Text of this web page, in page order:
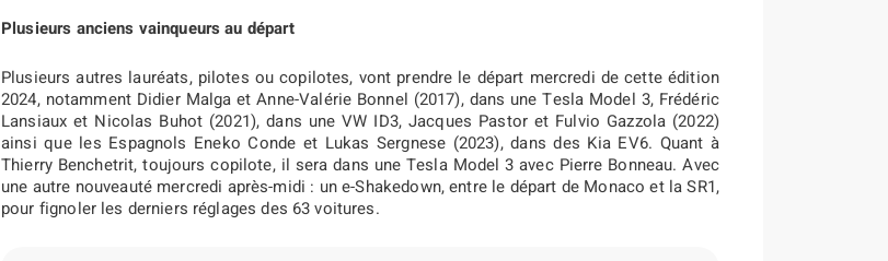
Plusieurs anciens vainqueurs au départ
Plusieurs autres lauréats, pilotes ou copilotes, vont prendre le départ mercredi de cette édition
2024, notamment Didier Malga et Anne-Valérie Bonnel (2017), dans une Tesla Model 3, Frédéric
Lansiaux et Nicolas Buhot (2021), dans une VW ID3, Jacques Pastor et Fulvio Gazzola (2022)
ainsi que les Espagnols Eneko Conde et Lukas Sergnese (2023), dans des Kia EV6. Quant à
Thierry Benchetrit, toujours copilote, il sera dans une Tesla Model 3 avec Pierre Bonneau. Avec
une autre nouveauté mercredi après-midi : un e-Shakedown, entre le départ de Monaco et la SR1,
pour fignoler les derniers réglages des 63 voitures.